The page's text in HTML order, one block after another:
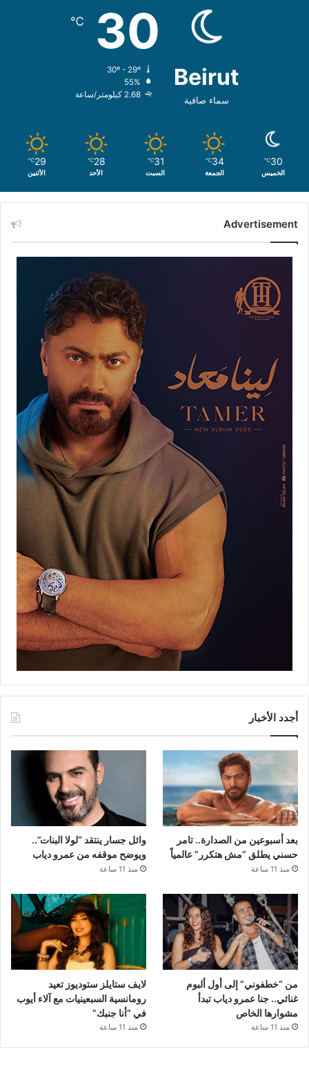
Beirut
سماء صافية
30
℃
55%
2.68 كيلومتر/ساعة
30
℃
الخميس
34
℃
الجمعة
31
℃
السبت
28
℃
الأحد
29
℃
الأثنين
Advertisement
أجدد الأخبار
بعد أسبوعين من الصدارة.. تامر
حسني يطلق “مش هتكرر” عالمياً
منذ 11 ساعة
وائل جسار ينتقد “لولا البنات”..
ويوضح موقفه من عمرو دياب
منذ 11 ساعة
من “خطفوني” إلى أول ألبوم
غنائي.. جنا عمرو دياب تبدأ
مشوارها الخاص
منذ 11 ساعة
لايف ستايلز ستوديوز تعيد
رومانسية السبعينيات مع آلاء أيوب
في “أنا جنبك”
منذ 11 ساعة